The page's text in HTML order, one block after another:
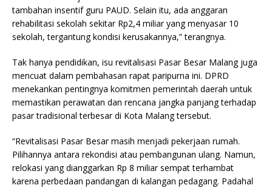
tambahan insentif guru PAUD. Selain itu, ada anggaran
rehabilitasi sekolah sekitar Rp2,4 miliar yang menyasar 10
sekolah, tergantung kondisi kerusakannya,” terangnya.
Tak hanya pendidikan, isu revitalisasi Pasar Besar Malang juga
mencuat dalam pembahasan rapat paripurna ini. DPRD
menekankan pentingnya komitmen pemerintah daerah untuk
memastikan perawatan dan rencana jangka panjang terhadap
pasar tradisional terbesar di Kota Malang tersebut.
“Revitalisasi Pasar Besar masih menjadi pekerjaan rumah.
Pilihannya antara rekondisi atau pembangunan ulang. Namun,
relokasi yang dianggarkan Rp 8 miliar sempat terhambat
karena perbedaan pandangan di kalangan pedagang. Padahal